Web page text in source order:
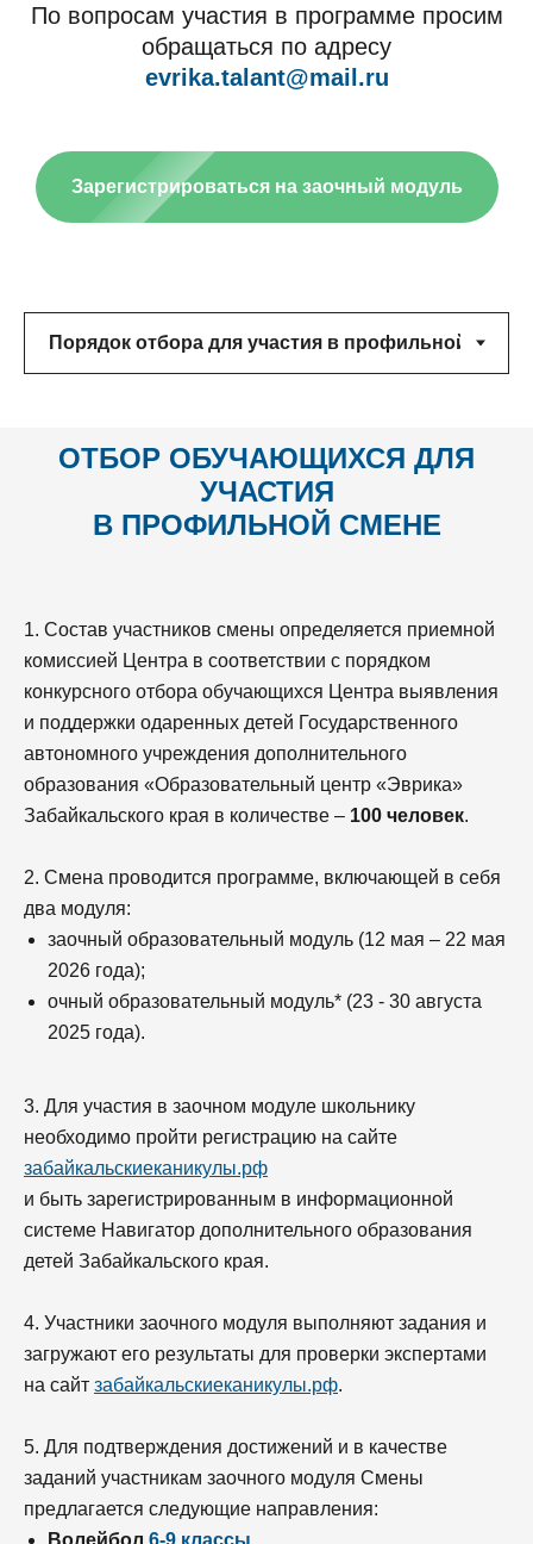
По вопросам участия в программе просим
обращаться по адресу
evrika.talant@mail.ru
Зарегистрироваться на заочный модуль
ОТБОР ОБУЧАЮЩИХСЯ ДЛЯ
УЧАСТИЯ
В ПРОФИЛЬНОЙ СМЕНЕ
1. Состав участников смены определяется приемной
комиссией Центра в соответствии с порядком
конкурсного отбора обучающихся Центра выявления
и поддержки одаренных детей Государственного
автономного учреждения дополнительного
образования «Образовательный центр «Эврика»
Забайкальского края в количестве – 100 человек.
2. Смена проводится программе, включающей в себя
два модуля:
заочный образовательный модуль (12 мая – 22 мая
2026 года);
очный образовательный модуль* (23 - 30 августа
2025 года).
3. Для участия в заочном модуле школьнику
необходимо пройти регистрацию на сайте
забайкальскиеканикулы.рф
и быть зарегистрированным в информационной
системе Навигатор дополнительного образования
детей Забайкальского края.
4. Участники заочного модуля выполняют задания и
загружают его результаты для проверки экспертами
на сайт забайкальскиеканикулы.рф.
5. Для подтверждения достижений и в качестве
заданий участникам заочного модуля Смены
предлагается следующие направления:
Волейбол 6-9 классы